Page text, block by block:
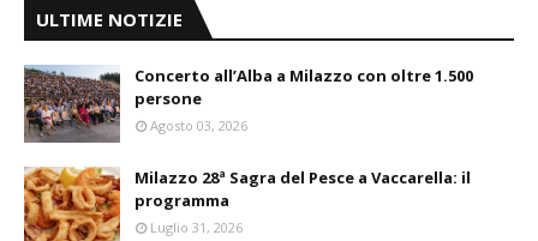
ULTIME NOTIZIE
Concerto all’Alba a Milazzo con oltre 1.500
persone
Agosto 03, 2026
Milazzo 28ª Sagra del Pesce a Vaccarella: il
programma
Luglio 31, 2026